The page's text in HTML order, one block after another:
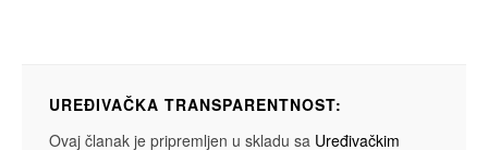
UREĐIVAČKA TRANSPARENTNOST:
Ovaj članak je pripremljen u skladu sa Uređivačkim